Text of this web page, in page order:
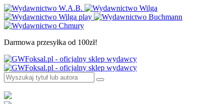
Darmowa przesyłka od 100zł!